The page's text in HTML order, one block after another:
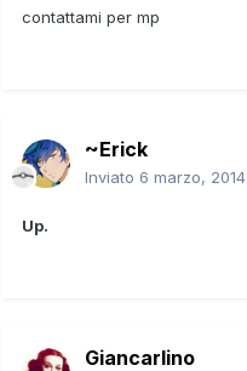
contattami per mp
~Erick
Inviato 6 marzo, 2014
Up.
Giancarlino